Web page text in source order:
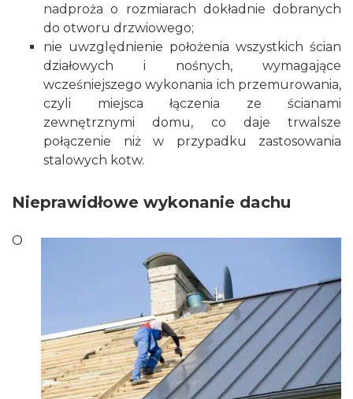
nadproża o rozmiarach dokładnie dobranych
do otworu drzwiowego;
nie uwzględnienie położenia wszystkich ścian
działowych i nośnych, wymagające
wcześniejszego wykonania ich przemurowania,
czyli miejsca łączenia ze ścianami
zewnętrznymi domu, co daje trwalsze
połączenie niż w przypadku zastosowania
stalowych kotw.
Nieprawidłowe wykonanie dachu
O